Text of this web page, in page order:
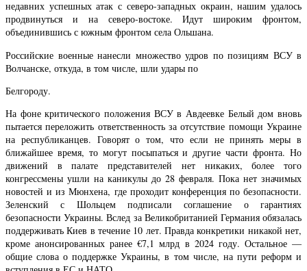
недавних успешных атак с северо-западных окраин, нашим удалось
продвинуться и на северо-востоке. Идут широким фронтом,
объединившись с южным фронтом села Ольшана.
Российские военные нанесли множество удров по позициям ВСУ в
Волчанске, откуда, в том числе, шли удары по
Белгороду.
На фоне критического положения ВСУ в Авдеевке Белый дом вновь
пытается переложить ответственность за отсутствие помощи Украине
на республиканцев. Говорят о том, что если не принять меры в
ближайшее время, то могут посыпаться и другие части фронта. Но
движений в палате представителей нет никаких, более того
конгрессмены ушли на каникулы до 28 февраля. Пока нет значимых
новостей и из Мюнхена, где проходит конференция по безопасности.
Зеленский с Шольцем подписали соглашение о гарантиях
безопасности Украины. Вслед за Великобританией Германия обязалась
поддерживать Киев в течение 10 лет. Правда конкретики никакой нет,
кроме анонсированных ранее €7,1 млрд в 2024 году. Остальное —
общие слова о поддержке Украины, в том числе, на пути реформ и